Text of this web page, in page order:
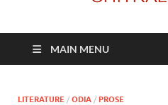
MAIN MENU
LITERATURE / ODIA / PROSE